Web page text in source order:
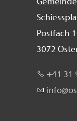
Postfach
3072
+41 31
nf